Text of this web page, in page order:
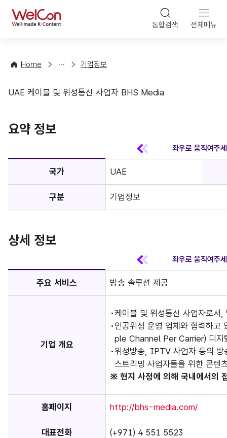
WelCon 통합검색 전체메뉴
Home
컨
팅
해
기
정
기업정보
기업정보
UAE 케이블 및 위성통신 사업자 BHS Media
요약 정보
국가 UAE
구분 기업정보
상세 정보
주요 서비스 방송 솔루션 제공
기업 개요
케이블 및 위성통신 사업자로서
인공위성 운영 업체와 협력하
ple Channel Per Carrier) 디지
위성방송, IPTV 사업자 등의 방
스트리밍 사업자들을 위한 콘텐
※ 현지 사정에 의해 국내에서의
홈페이지 http://bhs-media.com/
대표전화 (+971) 4 551 5523